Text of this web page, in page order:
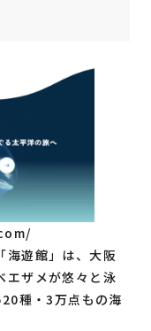
海遊館」は、大阪
エザメが悠々と泳
種・3万点もの海